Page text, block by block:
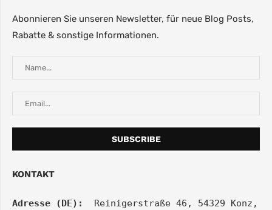
Abonnieren Sie unseren Newsletter, für neue Blog Posts,
Rabatte & sonstige Informationen.
KONTAKT
Adresse (DE):
Reinigerstraße 46, 54329 Konz,